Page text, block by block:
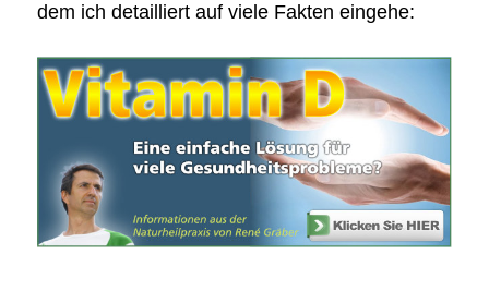
dem ich detailliert auf viele Fakten eingehe: